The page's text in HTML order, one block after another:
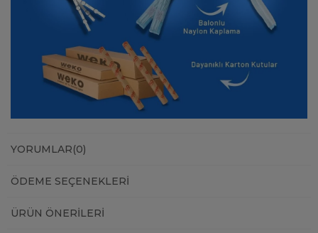
YORUMLAR(0)
ÖDEME SEÇENEKLERI
ÜRÜN ÖNERILERI